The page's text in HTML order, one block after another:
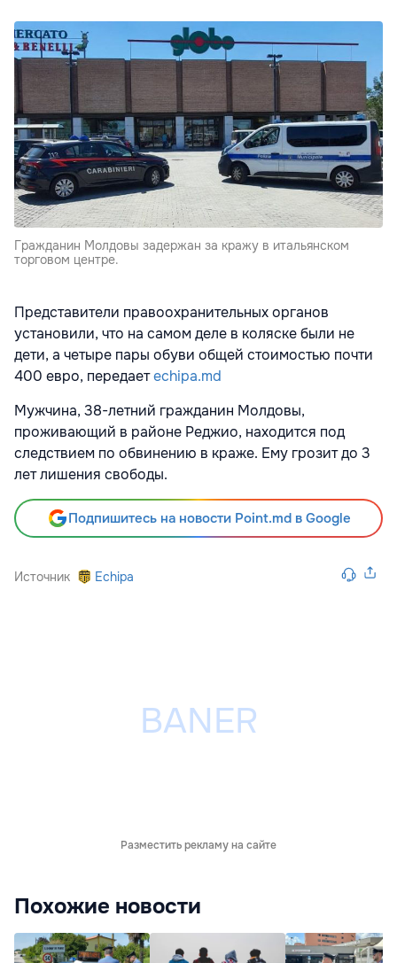
Гражданин Молдовы задержан за кражу в итальянском
торговом центре.
Представители правоохранительных органов
установили, что на самом деле в коляске были не
дети, а четыре пары обуви общей стоимостью почти
400 евро, передаетechipa.md
Мужчина, 38-летний гражданин Молдовы,
проживающий в районе Реджио, находится под
следствием по обвинению в краже. Ему грозит до 3
лет лишения свободы.
Подпишитесь на новости Point.md в Google
Источник Echipa
Разместить рекламу на сайте
Похожие новости